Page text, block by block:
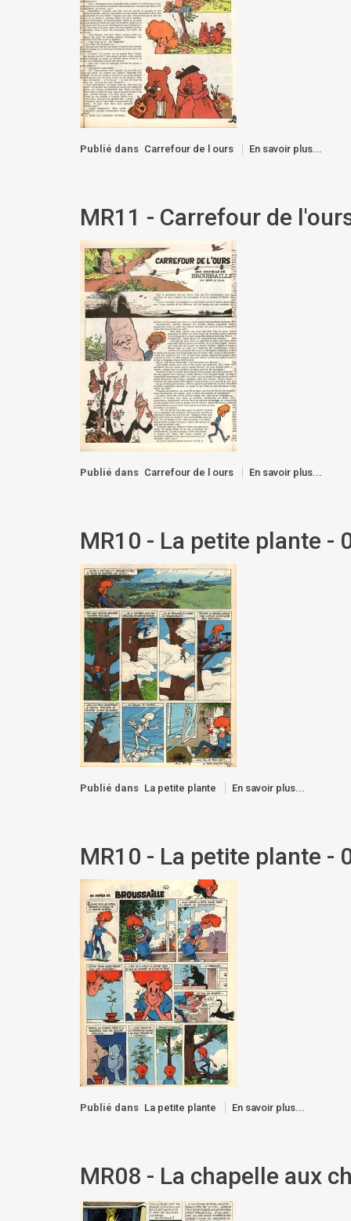
Publié dans Carrefour de l ours En savoir plus...
MR11 - Carrefour de
Publié dans Carrefour de l ours En savoir plus...
MR10 - La petite plante -
Publié dans La petite plante En savoir plus...
MR10 - La petite plante -
Publié dans La petite plante En savoir plus...
MR08 - La chapelle aux